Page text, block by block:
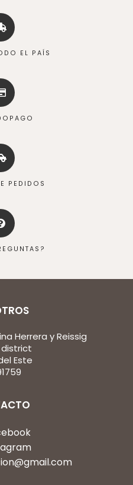
EL PAÍS
PEDIDOS
Herrera y Reissig
district
Este